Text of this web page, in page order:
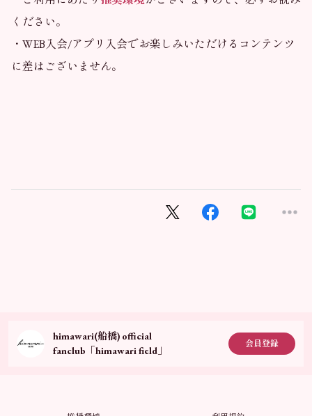
ください。
・WEB入会/アプリ入会でお楽しみいただけるコンテンツ
に差はございません。
himawari(船橋) official
fanclub「himawari field」
会員登録